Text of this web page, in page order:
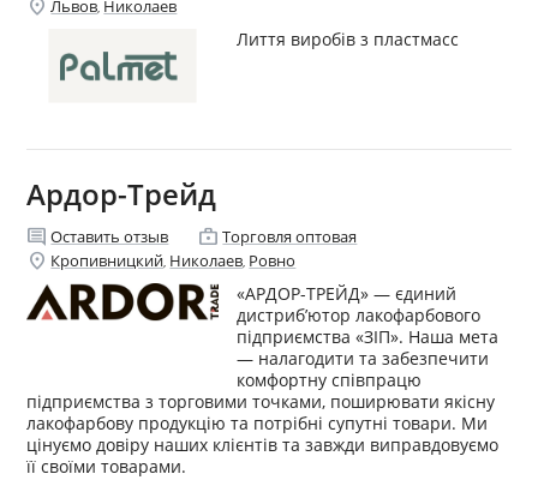
location_on Львов Николаев
Лиття виробів з пластмасс
Ардор-Трейд
comment Оставить отзыв enterprise Торговля оптовая
location_on Кропивницкий, Николаев, Ровно
«АРДОР-ТРЕЙД» — єдиний
дистриб’ютор лакофарбового
підприємства «ЗІП». Наша мета
— налагодити та забезпечити
комфортну співпрацю
підприємства з торговими точками, поширювати якісну
лакофарбову продукцію та потрібні супутні товари. Ми
цінуємо довіру наших клієнтів та завжди виправдовуємо
її своїми товарами.